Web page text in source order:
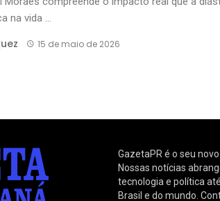
na vida ...
15 de maio de 2026
GazetaPR é o seu
Nossas notícias
tecnologia e política
Brasil e do mundo.